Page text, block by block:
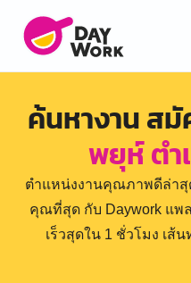
ค้นหางาน สมั
พยุห์ ตำ
ตำแหน่งงานคุณภาพดีล่า
คุณที่สุด กับ Daywork แพ
เร็วสุดใน 1 ชั่วโมง เ